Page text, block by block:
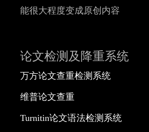
能很大程度变成原创内容
论文检测及降重系统
万方论文查重检测系统
​维普论文查重
​Turnitin论文语法检测系统